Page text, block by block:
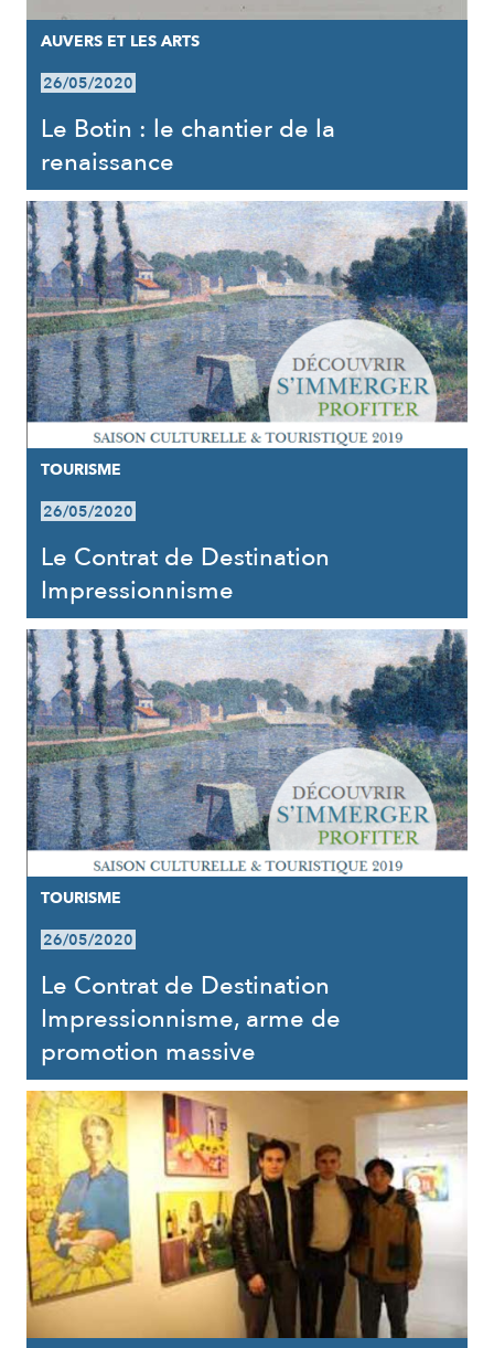
AUVERS ET LES ARTS
26/05/2020
Le Botin : le chantier de la
renaissance
TOURISME
26/05/2020
Le Contrat de Destination
Impressionnisme
TOURISME
26/05/2020
Le Contrat de Destination
Impressionnisme, arme de
promotion massive